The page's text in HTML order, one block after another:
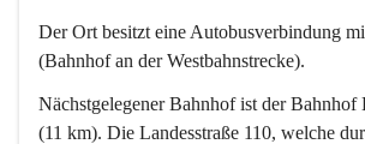
Der Ort besitzt eine Autobusverbindung
(Bahnhof an der Westbahnstrecke).
Nächstgelegener Bahnhof ist der Bahnhof
(11 km). Die Landesstraße 110, welche